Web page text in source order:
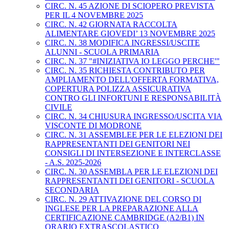
CIRC. N. 45 AZIONE DI SCIOPERO PREVISTA
PER IL 4 NOVEMBRE 2025
CIRC. N. 42 GIORNATA RACCOLTA
ALIMENTARE GIOVEDI’ 13 NOVEMBRE 2025
CIRC. N. 38 MODIFICA INGRESSI/USCITE
ALUNNI - SCUOLA PRIMARIA
CIRC. N. 37 "#INIZIATIVA IO LEGGO PERCHE'"
CIRC. N. 35 RICHIESTA CONTRIBUTO PER
AMPLIAMENTO DELL'OFFERTA FORMATIVA,
COPERTURA POLIZZA ASSICURATIVA
CONTRO GLI INFORTUNI E RESPONSABILITÀ
CIVILE
CIRC. N. 34 CHIUSURA INGRESSO/USCITA VIA
VISCONTE DI MODRONE
CIRC. N. 31 ASSEMBLEE PER LE ELEZIONI DEI
RAPPRESENTANTI DEI GENITORI NEI
CONSIGLI DI INTERSEZIONE E INTERCLASSE
- A.S. 2025-2026
CIRC. N. 30 ASSEMBLA PER LE ELEZIONI DEI
RAPPRESENTANTI DEI GENITORI - SCUOLA
SECONDARIA
CIRC. N. 29 ATTIVAZIONE DEL CORSO DI
INGLESE PER LA PREPARAZIONE ALLA
CERTIFICAZIONE CAMBRIDGE (A2/B1) IN
ORARIO EXTRASCOLASTICO